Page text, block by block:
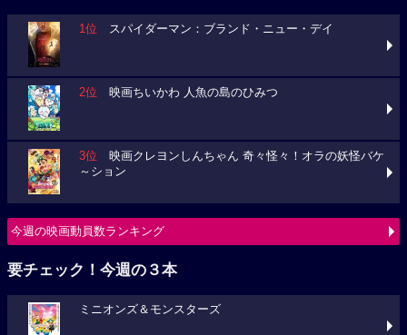
1位 スパイダーマン：ブランド・ニュー・デイ
2位 映画ちいかわ 人魚の島のひみつ
3位 映画クレヨンしんちゃん 奇々怪々！オラの妖怪バケ
～ション
今週の映画動員数ランキング
要チェック！今週の３本
ミニオンズ＆モンスターズ